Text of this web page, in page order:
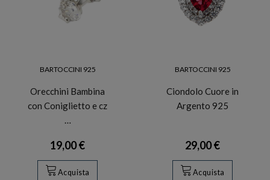
BARTOCCINI 925
Orecchini Bambina
con Coniglietto e cz
19,00 €
Acquista
BARTOCCINI 925
Ciondolo Cuore in
Argento 925
29,00 €
Acquista